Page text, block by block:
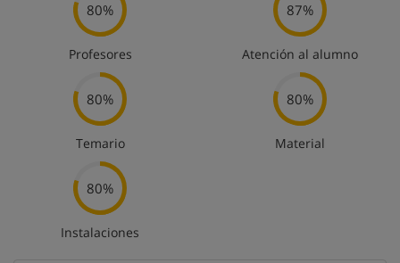
80%
Profesores
87%
Atención al alumno
80%
Temario
80%
Material
80%
Instalaciones